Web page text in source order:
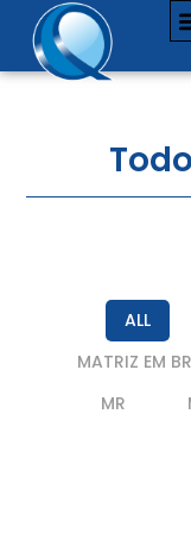
ALL
MATRIZ EM
MR